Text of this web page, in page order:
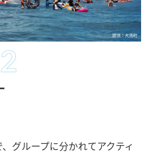
グループに分かれてアクティ